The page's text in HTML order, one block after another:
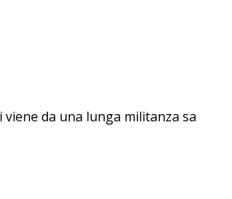
da una lunga militanza sa